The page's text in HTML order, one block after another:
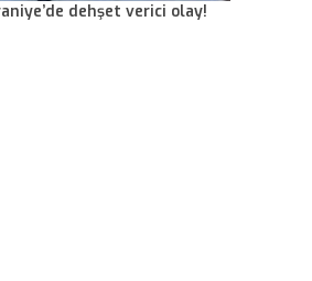
dehşet verici olay!